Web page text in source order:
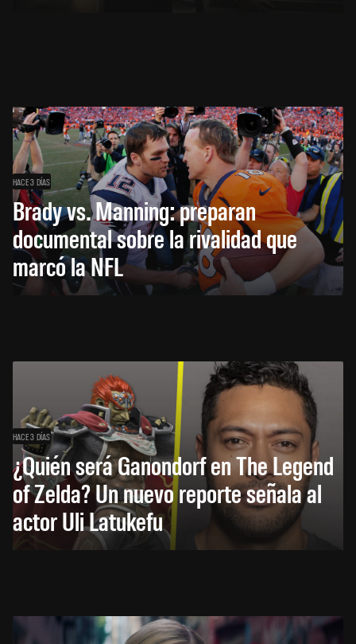
HACE 3 DÍAS
Brady vs. Manning: preparan
documental sobre la rivalidad que
marcó la NFL
HACE 3 DÍAS
¿Quién será Ganondorf en The Legend
of Zelda? Un nuevo reporte señala al
actor Uli Latukefu